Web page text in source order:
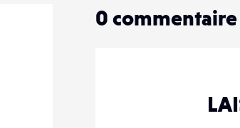
0 commentaire